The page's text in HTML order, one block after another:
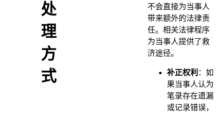
处
理
方
式
不会直接为当事人
带来额外的法律责
任。相关法律程序
为当事人提供了救
济途径。
补正权利 ：如
果当事人认为
笔录存在遗漏
或记录错误，